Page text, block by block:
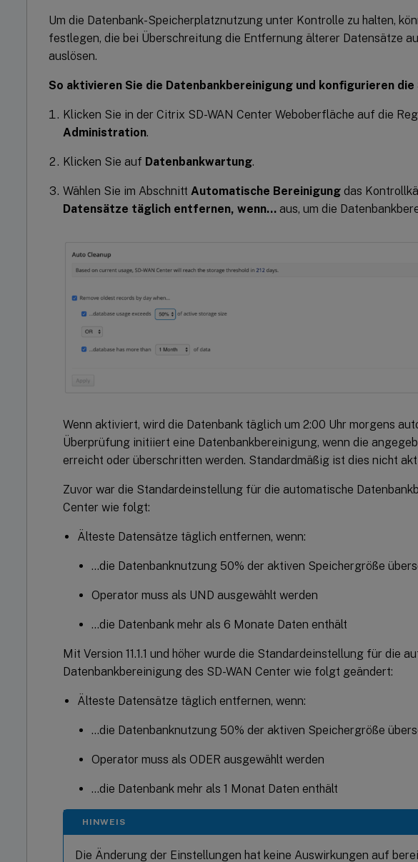
Um die Datenbank-Speicherplatznutzung unter Kontrolle zu halten,
festlegen, die bei Überschreitung die Entfernung älterer Datensätze
auslösen.
So aktivieren Sie die Datenbankbereinigung und konfigurieren
Klicken Sie in der Citrix SD-WAN Center Weboberfläche auf die
Administration.
Klicken Sie auf Datenbankwartung.
Wählen Sie im Abschnitt Automatische Bereinigung das
Datensätze täglich entfernen, wenn… aus, um die
Wenn aktiviert, wird die Datenbank täglich um 2:00 Uhr morgens
Überprüfung initiiert eine Datenbankbereinigung, wenn die
erreicht oder überschritten werden. Standardmäßig ist dies nicht
Zuvor war die Standardeinstellung für die automatische
Center wie folgt:
Älteste Datensätze täglich entfernen, wenn:
…die Datenbanknutzung 50% der aktiven Speichergröße
Operator muss als UND ausgewählt werden
…die Datenbank mehr als 6 Monate Daten enthält
Mit Version 11.1.1 und höher wurde die Standardeinstellung für die
Datenbankbereinigung des SD-WAN Center wie folgt geändert:
Älteste Datensätze täglich entfernen, wenn:
…die Datenbanknutzung 50% der aktiven Speichergröße
Operator muss als ODER ausgewählt werden
…die Datenbank mehr als 1 Monat Daten enthält
HINWEIS
Die Änderung der Einstellungen hat keine Auswirkungen auf